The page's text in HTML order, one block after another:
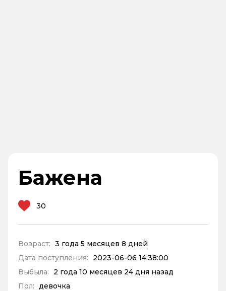
Бажена
30
Возраст: 3 года 5 месяцев 8 дней
Дата поступления:
2023-06-06 14:38:00
Выбыла:
2 года 10 месяцев 24 дня назад
Пол: девочка